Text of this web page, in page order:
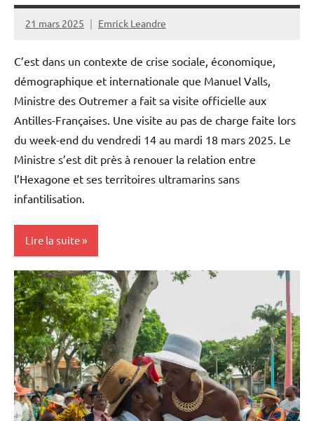
21 mars 2025 Emrick Leandre
C’est dans un contexte de crise sociale, économique,
démographique et internationale que Manuel Valls,
Ministre des Outremer a fait sa visite officielle aux
Antilles-Françaises. Une visite au pas de charge faite lors
du week-end du vendredi 14 au mardi 18 mars 2025. Le
Ministre s’est dit près à renouer la relation entre
l’Hexagone et ses territoires ultramarins sans
infantilisation.
Lire la suite
Antilles-
Guyane
Blog
Caraïbe
France
Guadeloupe